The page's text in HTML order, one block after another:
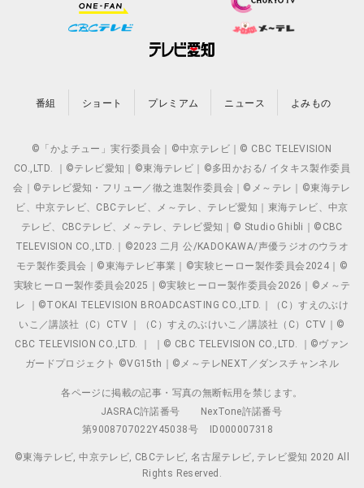
番組 ショート プレミアム ニュース よみもの
©「かよチュー」実行委員会｜©中京テレビ｜© CBC TELEVISION
CO.,LTD. ｜©テレビ愛知｜©東海テレビ｜©多田かおる/ イタキス製作委員
会｜©テレビ愛知・フリュー／徹之進製作委員会｜©メ～テレ｜©東海テレ
ビ、中京テレビ、CBCテレビ、メ～テレ、テレビ愛知｜東海テレビ、中京
テレビ、CBCテレビ、メ～テレ、テレビ愛知｜© Studio Ghibli｜©CBC
TELEVISION CO.,LTD.｜©2023 二月 公/KADOKAWA/声優ラジオのウラオ
モテ製作委員会｜©東海テレビ事業｜©実験ヒーロー製作委員会2024｜©
実験ヒーロー製作委員会2025｜©実験ヒーロー製作委員会2026｜©メ～テ
レ ｜©TOKAI TELEVISION BROADCASTING CO.,LTD.｜（C）すえのぶけ
いこ／講談社（C）CTV ｜（C）すえのぶけいこ／講談社（C）CTV｜©
CBC TELEVISION CO.,LTD. ｜ ｜© CBC TELEVISION CO.,LTD. ｜©ヴァン
ガードプロジェクト ©VG15th｜©メ～テレNEXT／ダンスチャンネル
各ページに掲載の記事・写真の無断転用を禁じます。
JASRAC許諾番号
NexTone許諾番号
第9008707022Y45038号
ID000007318
©東海テレビ, 中京テレビ, CBCテレビ, 名古屋テレビ, テレビ愛知 2020 All
Rights Reserved.